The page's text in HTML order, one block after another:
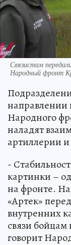
Связистам
Народный фронт
направлении
Народного
наладят
артиллерии
-
картинки –
на фронте.
«Артек»
внутренних
связи
говорит